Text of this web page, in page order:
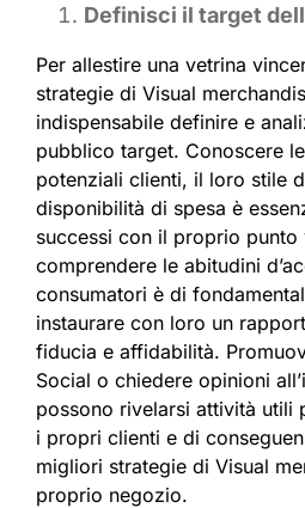
Definisci il target
Per allestire una vetrina
strategie di Visual
indispensabile definire e
pubblico target. Conoscere
potenziali clienti, il loro stile
disponibilità di spesa è
successi con il proprio punto
comprendere le abitudini
consumatori è di
instaurare con loro un
fiducia e affidabilità.
Social o chiedere opinioni
possono rivelarsi attività utili
i propri clienti e di
migliori strategie di Visual
proprio negozio.